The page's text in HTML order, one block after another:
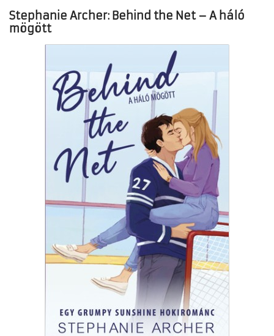
Stephanie Archer: Behind the Net – A háló
mögött